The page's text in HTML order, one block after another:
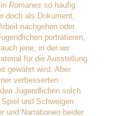
Romanes so häufig
doch als Dokument,
nachgehen oder
porträtieren,
jene, in der wir
für die Ausstellung
gewährt wird. Aber
verbesserten
Jugendlichen solch
und Schweigen
und Narrationen beider